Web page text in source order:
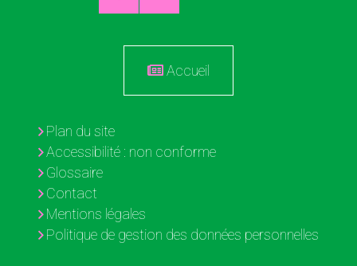
Accueil
Plan du site
Accessibilité : non conforme
Glossaire
Contact
Mentions légales
Politique de gestion des données personnelles